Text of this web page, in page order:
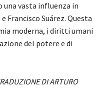
una vasta influenza in
Francisco Suárez. Questa
moderna, i diritti umani
del potere e di
DI ARTURO